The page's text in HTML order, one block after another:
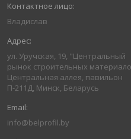
Владислав
ул. Уручская, 19, "Центральный
рынок строительных
Центральная аллея, павильон
П-211Д, Минск, Беларусь
info@belprofil.by